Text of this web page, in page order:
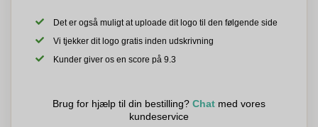
Det er også muligt at uploade dit logo til den følgende side
Vi tjekker dit logo gratis inden udskrivning
Kunder giver os en score på 9.3
Brug for hjælp til din bestilling? Chat med vores
kundeservice